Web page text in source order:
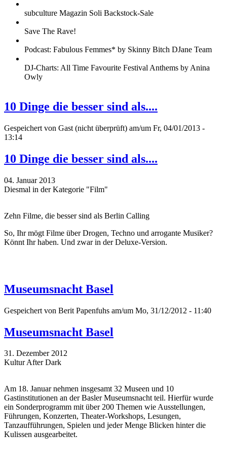
subculture Magazin Soli Backstock-Sale
Save The Rave!
Podcast: Fabulous Femmes* by Skinny Bitch DJane Team
DJ-Charts: All Time Favourite Festival Anthems by Anina
Owly
10 Dinge die besser sind als....
Gespeichert von Gast (nicht überprüft) am/um Fr, 04/01/2013 -
13:14
10 Dinge die besser sind als....
04. Januar 2013
Diesmal in der Kategorie "Film"
Zehn Filme, die besser sind als Berlin Calling
So, Ihr mögt Filme über Drogen, Techno und arrogante Musiker?
Könnt Ihr haben. Und zwar in der Deluxe-Version.
Museumsnacht Basel
Gespeichert von Berit Papenfuhs am/um Mo, 31/12/2012 - 11:40
Museumsnacht Basel
31. Dezember 2012
Kultur After Dark
Am 18. Januar nehmen insgesamt 32 Museen und 10
Gastinstitutionen an der Basler Museumsnacht teil. Hierfür wurde
ein Sonderprogramm mit über 200 Themen wie Ausstellungen,
Führungen, Konzerten, Theater-Workshops, Lesungen,
Tanzaufführungen, Spielen und jeder Menge Blicken hinter die
Kulissen ausgearbeitet.